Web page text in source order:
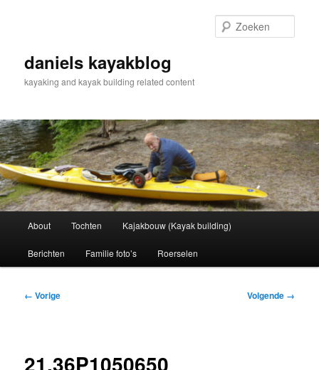
inhouddaniels kayakblog
kayaking and kayak building related content
About Tochten Kajakbouw (Kayak building)
Berichten Familie foto’s Roerselen
Afbeeldingsnavigatie
← Vorige Volgende →